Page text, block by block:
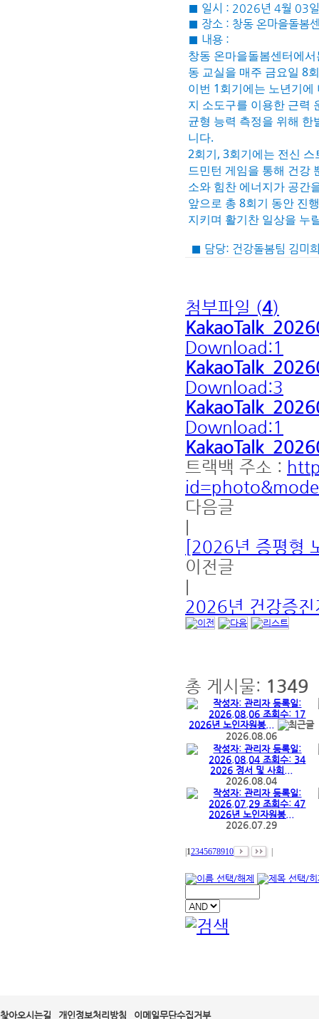
■ 일시 : 2026년 4월 03일
​■ 장소 : 창동 온마을돌봄
■ 내용 :
창동 온마을돌봄센터에
동 교실을 매주 금요일 8
이번 1회기에는 노년기
지 소도구를 이용한 근력
균형 능력 측정을 위해
니다.
2회기, 3회기에는 전신
드민턴 게임을 통해 건강
소와 힘찬 에너지가 공간
앞으로 총 8회기 동안 진
지키며 활기찬 일상을 누
■ 담당: 건강돌봄팀 김미
첨부파일 (4)
Download:1
Download:3
Download:1
트랙백 주소 :
다음글
|
[2026년 증평형
이전글
|
2026년 건강증
총 게시물: 1349
2026년 노인자원봉...
2026.08.06
2026 정서 및 사회...
2026.08.04
2026년 노인자원봉...
2026.07.29
|12345678910 |
찾아오시는길 개인정보처리방침 이메일무단수집거부